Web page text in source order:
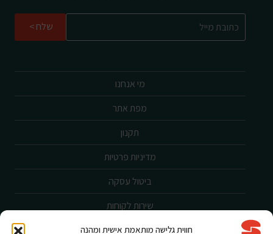
חווית גלישה מותאמת אישית ומהנה
מי אנחנו
מפת אתר
תקנון
מדיניות פרטיות
ביטול עסקה
שירות לקוחות
הצהרת נגישות
שלח